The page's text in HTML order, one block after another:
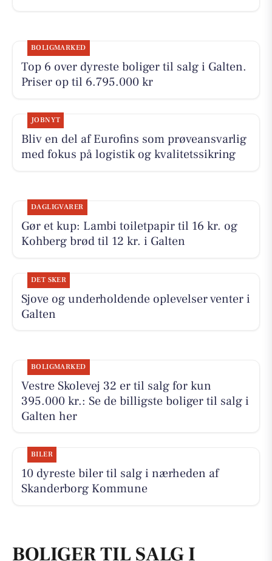
BOLIGMARKED
Top 6 over dyreste boliger til salg i Galten.
Priser op til 6.795.000 kr
JOBNYT
Bliv en del af Eurofins som prøveansvarlig
med fokus på logistik og kvalitetssikring
DAGLIGVARER
Gør et kup: Lambi toiletpapir til 16 kr. og
Kohberg brød til 12 kr. i Galten
DET SKER
Sjove og underholdende oplevelser venter i
Galten
BOLIGMARKED
Vestre Skolevej 32 er til salg for kun
395.000 kr.: Se de billigste boliger til salg i
Galten her
BILER
10 dyreste biler til salg i nærheden af
Skanderborg Kommune
BOLIGER TIL SALG I